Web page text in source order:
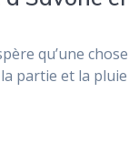
qu’une
partie et la